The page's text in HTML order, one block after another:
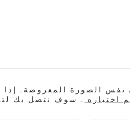
الصورة المعروضة.
اختياره